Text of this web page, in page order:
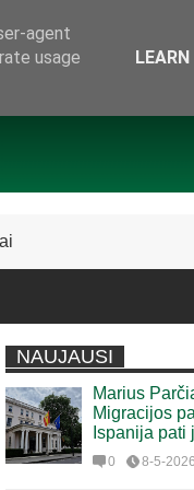
NAUJAUSI
Marius
Migracijos
Ispanija pati
0 8-5-2026
agent
usage